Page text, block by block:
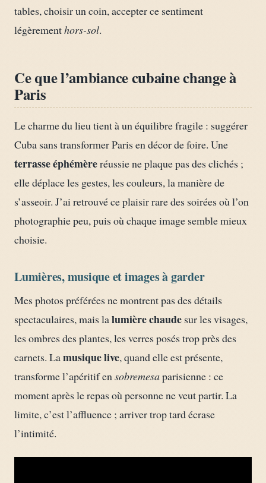
tables, choisir un coin, accepter ce sentiment
légèrementhors-sol.
Ce que l’ambiance cubaine change à
Paris
Le charme du lieu tient à un équilibre fragile : suggérer
Cuba sans transformer Paris en décor de foire. Une
terrasse éphémèreréussie ne plaque pas des clichés ;
elle déplace les gestes, les couleurs, la manière de
s’asseoir. J’ai retrouvé ce plaisir rare des soirées où l’on
photographie peu, puis où chaque image semble mieux
choisie.
Lumières, musique et images à garder
Mes photos préférées ne montrent pas des détails
spectaculaires, mais lalumière chaude sur les visages,
les ombres des plantes, les verres posés trop près des
carnets. Lamusique live, quand elle est présente,
transforme l’apéritif ensobremesaparisienne : ce
moment après le repas où personne ne veut partir. La
limite, c’est l’affluence ; arriver trop tard écrase
l’intimité.